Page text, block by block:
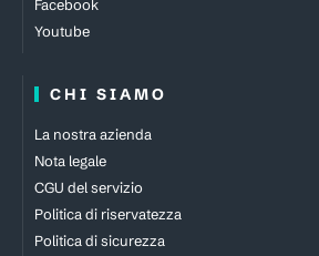
Facebook
Youtube
CHI SIAMO
La nostra azienda
Nota legale
CGU del servizio
Politica di riservatezza
Politica di sicurezza